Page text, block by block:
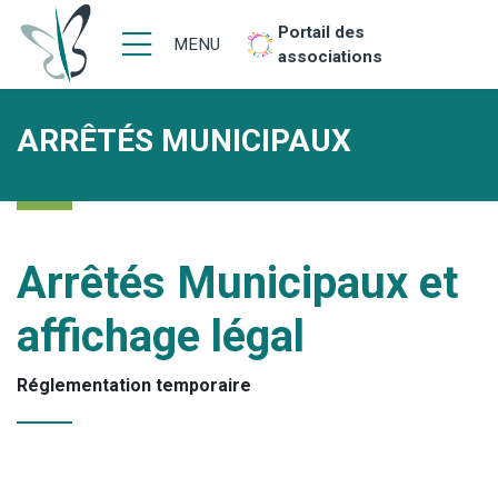
MENU
Portail des
associations
ARRÊTÉS MUNICIPAUX
Arrêtés Municipaux et
affichage légal
Réglementation temporaire